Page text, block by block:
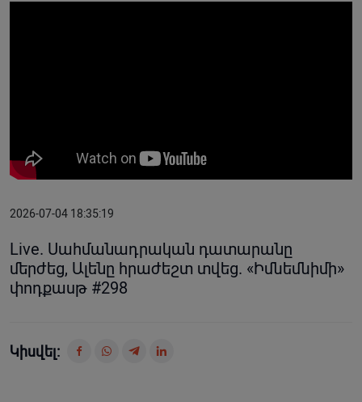
2026-07-04 18:35:19
Live. Սահմանադրական դատարանը
մերժեց, Ալենը հրաժեշտ տվեց. «Իմնեմնիմի»
փոդքասթ #298
Կիսվել: